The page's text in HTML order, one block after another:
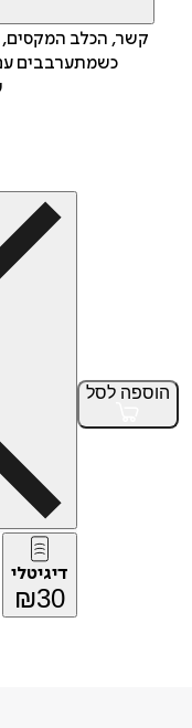
קשר, הכלב המקסים,
כשמתערבבים
הוספה לסל
דיגיטלי
₪30